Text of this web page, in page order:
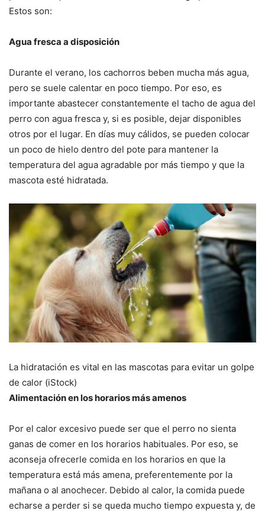
Estos son:
Agua fresca a disposición
Durante el verano, los cachorros beben mucha más agua,
pero se suele calentar en poco tiempo. Por eso, es
importante abastecer constantemente el tacho de agua del
perro con agua fresca y, si es posible, dejar disponibles
otros por el lugar. En días muy cálidos, se pueden colocar
un poco de hielo dentro del pote para mantener la
temperatura del agua agradable por más tiempo y que la
mascota esté hidratada.
La hidratación es vital en las mascotas para evitar un golpe
de calor (iStock)
Alimentación en los horarios más amenos
Por el calor excesivo puede ser que el perro no sienta
ganas de comer en los horarios habituales. Por eso, se
aconseja ofrecerle comida en los horarios en que la
temperatura está más amena, preferentemente por la
mañana o al anochecer. Debido al calor, la comida puede
echarse a perder si se queda mucho tiempo expuesta y, de